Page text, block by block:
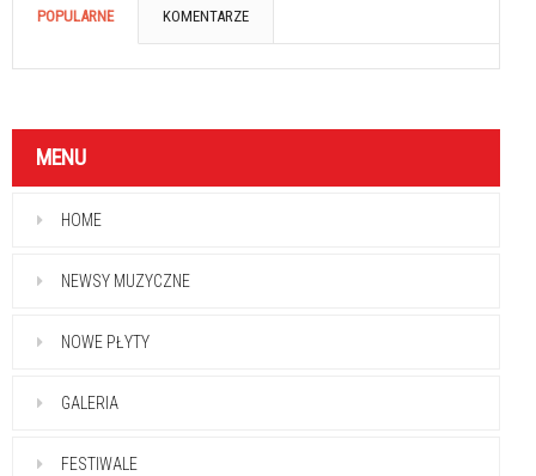
POPULARNE KOMENTARZE
MENU
HOME
NEWSY MUZYCZNE
NOWE PŁYTY
GALERIA
FESTIWALE